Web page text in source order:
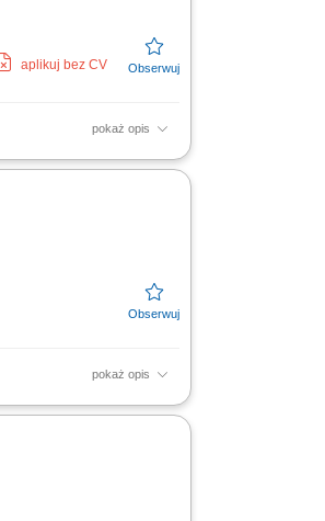
aplikuj bez CV
pokaż opis
jakościowych
pokaż opis
Restauracji;